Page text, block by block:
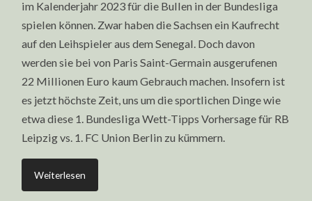
im Kalenderjahr 2023 für die Bullen in der Bundesliga
spielen können. Zwar haben die Sachsen ein Kaufrecht
auf den Leihspieler aus dem Senegal. Doch davon
werden sie bei von Paris Saint-Germain ausgerufenen
22 Millionen Euro kaum Gebrauch machen. Insofern ist
es jetzt höchste Zeit, uns um die sportlichen Dinge wie
etwa diese 1. Bundesliga Wett-Tipps Vorhersage für RB
Leipzig vs. 1. FC Union Berlin zu kümmern.
Weiterlesen